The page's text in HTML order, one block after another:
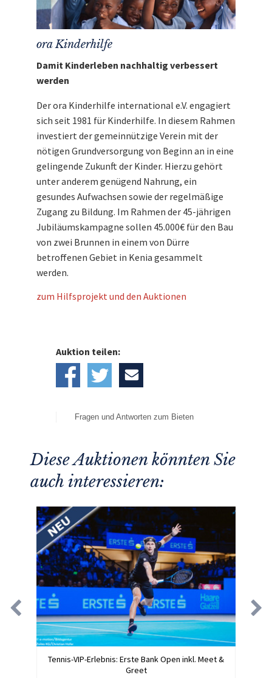
ora Kinderhilfe
Damit Kinderleben nachhaltig verbessert
werden
Der ora Kinderhilfe international e.V. engagiert
sich seit 1981 für Kinderhilfe. In diesem Rahmen
investiert der gemeinnützige Verein mit der
nötigen Grundversorgung von Beginn an in eine
gelingende Zukunft der Kinder. Hierzu gehört
unter anderem genügend Nahrung, ein
gesundes Aufwachsen sowie der regelmäßige
Zugang zu Bildung. Im Rahmen der 45-jährigen
Jubiläumskampagne sollen 45.000€ für den Bau
von zwei Brunnen in einem von Dürre
betroffenen Gebiet in Kenia gesammelt
werden.
zum Hilfsprojekt und den Auktionen
Auktion teilen:
Fragen und Antworten zum Bieten
Diese Auktionen könnten Sie
auch interessieren:
Tennis-VIP-Erlebnis: Erste Bank Open inkl. Meet &
Greet